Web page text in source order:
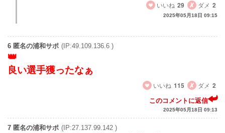
いいね 29 ダメ 2
2025年05月18日 09:15
6 匿名の浦和サポ (IP:49.109.136.6 )
良い選手獲ったなぁ
いいね 115 ダメ 2
このコメントに返信
2025年05月18日 09:13
7 匿名の浦和サポ (IP:27.137.99.142 )